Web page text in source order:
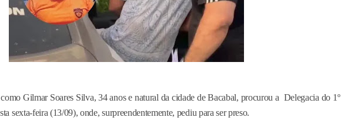
Gilmar Soares Silva, 34 anos e natural da cidade de Bacabal, procurou a Delegacia do 1º
sexta-feira (13/09), onde, surpreendentemente, pediu para ser preso.